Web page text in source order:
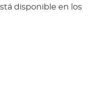
disponible en los